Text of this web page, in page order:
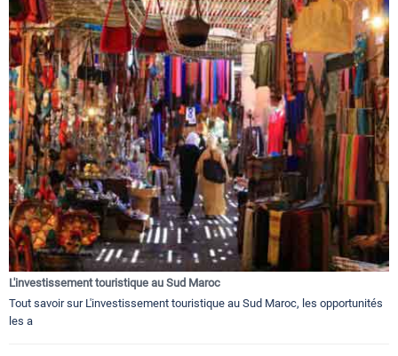
L'investissement touristique au Sud Maroc
Tout savoir sur L'investissement touristique au Sud Maroc, les opportunités
les a